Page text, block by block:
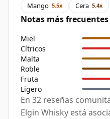
Mango 5.5x Cera 5.4x
Notas más frecuentes
Miel
Cítricos
Malta
Roble
Fruta
Ligero
En 32 reseñas
Elgin Whisky está